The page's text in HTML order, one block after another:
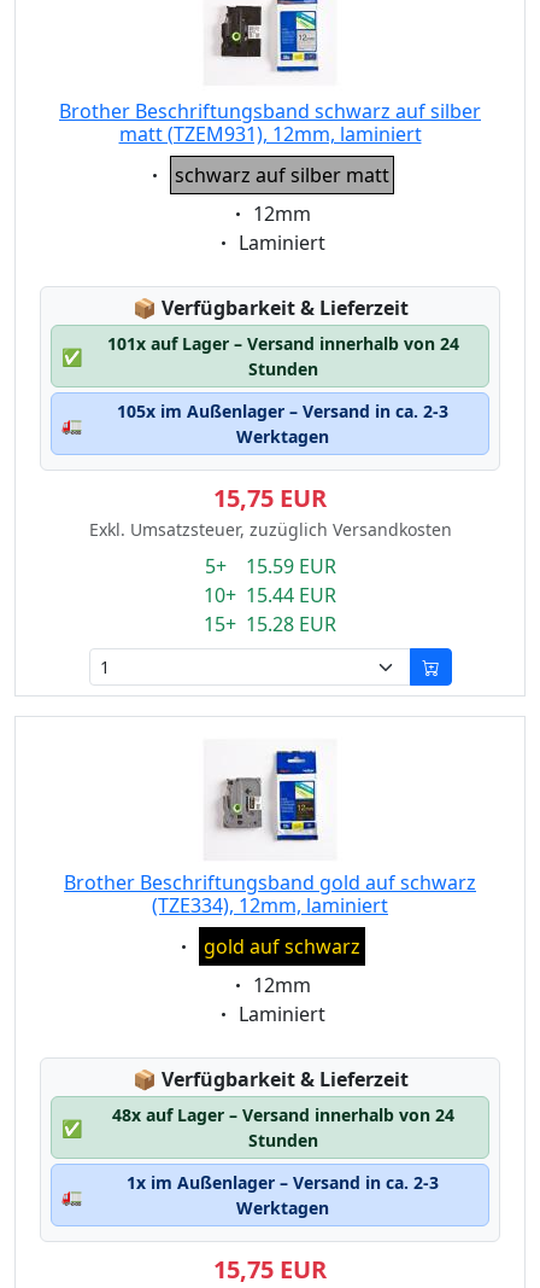
Brother Beschriftungsband schwarz auf silber
matt (TZEM931), 12mm, laminiert
Eigenschaft:
schwarz auf silber matt
Eigenschaft:
12mm
Eigenschaft:
Laminiert
📦 Lagerstatus:
Verfügbarkeit & Lieferzeit
✅
101x auf Lager – Versand innerhalb von 24
Stunden
🚛
105x im Außenlager – Versand in ca. 2-3
Werktagen
15,75 EUR
Exkl. Umsatzsteuer, zuzüglich Versandkosten
5+ 15.59 EUR
10+ 15.44 EUR
15+ 15.28 EUR
Brother Beschriftungsband gold auf schwarz
(TZE334), 12mm, laminiert
Eigenschaft:
gold auf schwarz
Eigenschaft:
12mm
Eigenschaft:
Laminiert
📦 Lagerstatus:
Verfügbarkeit & Lieferzeit
✅
48x auf Lager – Versand innerhalb von 24
Stunden
🚛
1x im Außenlager – Versand in ca. 2-3
Werktagen
15,75 EUR